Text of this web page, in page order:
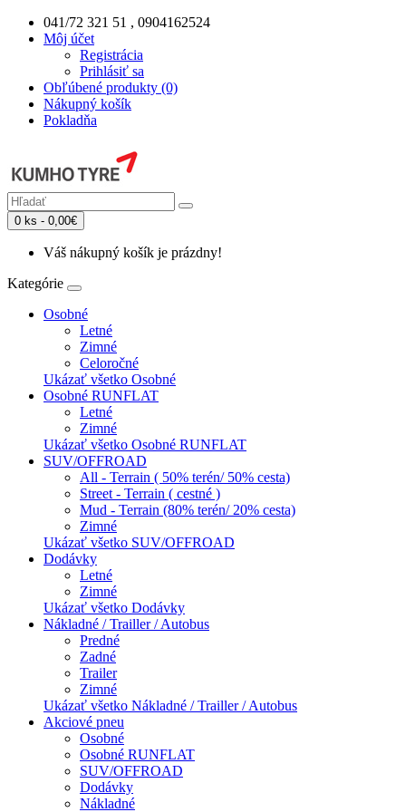
041/72 321 51 , 0904162524
Môj účet
Registrácia
Prihlásiť sa
Obľúbené produkty (0)
Nákupný košík
Pokladňa
0 ks - 0,00€
Váš nákupný košík je prázdny!
Kategórie
Osobné
Letné
Zimné
Celoročné
Ukázať všetko Osobné
Osobné RUNFLAT
Letné
Zimné
Ukázať všetko Osobné RUNFLAT
SUV/OFFROAD
All - Terrain ( 50% terén/ 50% cesta)
Street - Terrain ( cestné )
Mud - Terrain (80% terén/ 20% cesta)
Zimné
Ukázať všetko SUV/OFFROAD
Dodávky
Letné
Zimné
Ukázať všetko Dodávky
Nákladné / Trailler / Autobus
Predné
Zadné
Trailer
Zimné
Ukázať všetko Nákladné / Trailler / Autobus
Akciové pneu
Osobné
Osobné RUNFLAT
SUV/OFFROAD
Dodávky
Nákladné